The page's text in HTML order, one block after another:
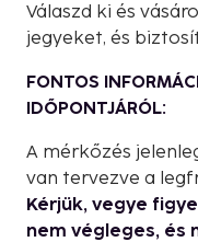
Válaszd ki és
jegyeket, és
FONTOS
IDŐPONTJÁRÓL:
A mérkőzés
van tervezve a
Kérjük, vegye
nem végleges, és